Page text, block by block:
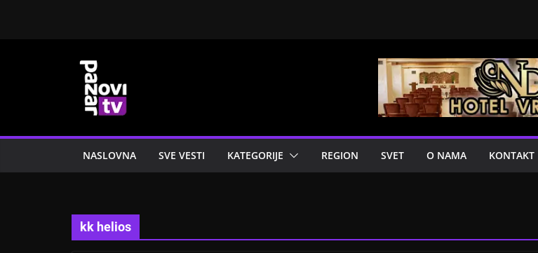
NASLOVNA SVE VESTI KATEGORIJE REGION SVET O NAMA KONTAKT
kk helios